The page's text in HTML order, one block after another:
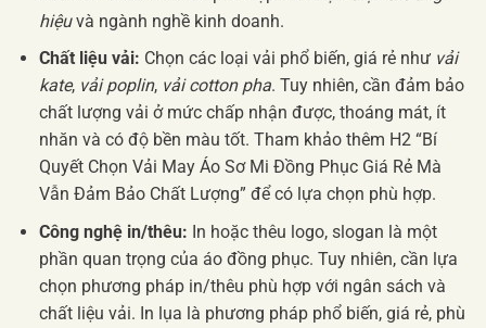
hiệuvà ngành nghề kinh doanh.
Chất liệu vải: Chọn các loại vải phổ biến, giá rẻ như vải
kate, vải poplin, vải cotton pha. Tuy nhiên, cần đảm bảo
chất lượng vải ở mức chấp nhận được, thoáng mát, ít
nhăn và có độ bền màu tốt. Tham khảo thêm H2 “Bí
Quyết Chọn Vải May Áo Sơ Mi Đồng Phục Giá Rẻ Mà
Vẫn Đảm Bảo Chất Lượng” để có lựa chọn phù hợp.
Công nghệ in/thêu: In hoặc thêu logo, slogan là một
phần quan trọng của áo đồng phục. Tuy nhiên, cần lựa
chọn phương pháp in/thêu phù hợp với ngân sách và
chất liệu vải. In lụa là phương pháp phổ biến, giá rẻ, phù